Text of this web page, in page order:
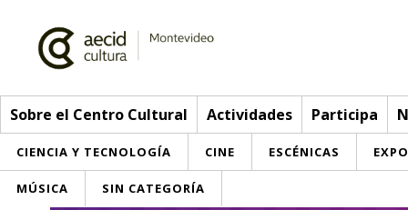
Sobre el Centro Cultural Actividades Participa
CIENCIA Y TECNOLOGÍA CINE ESCÉNICAS
MÚSICA SIN CATEGORÍA